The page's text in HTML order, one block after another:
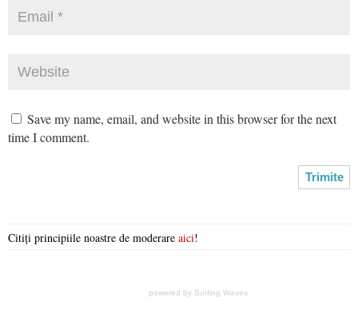
Save my name, email, and website in this browser for the next
time I comment.
Citiți principiile noastre de moderare aici!
powered by Surfing Waves